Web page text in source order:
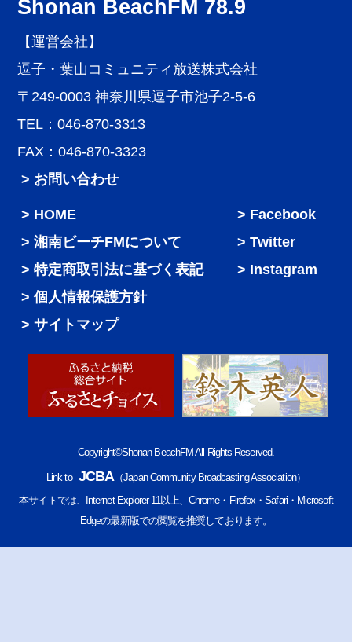
Shonan BeachFM 78.9
【運営会社】
逗子・葉山コミュニティ放送株式会社
〒249-0003 神奈川県逗子市池子2-5-6
TEL：046-870-3313
FAX：046-870-3323
> お問い合わせ
HOME
湘南ビーチFMについて
特定商取引法に基づく表記
個人情報保護方針
サイトマップ
Facebook
Twitter
Instagram
Copyright©Shonan BeachFM All Rights Reserved.
Link to JCBA （Japan Community Broadcasting Association）
本サイトでは、Internet Explorer 11以上、Chrome・Firefox・Safari・Microsoft
Edgeの最新版での閲覧を推奨しております。